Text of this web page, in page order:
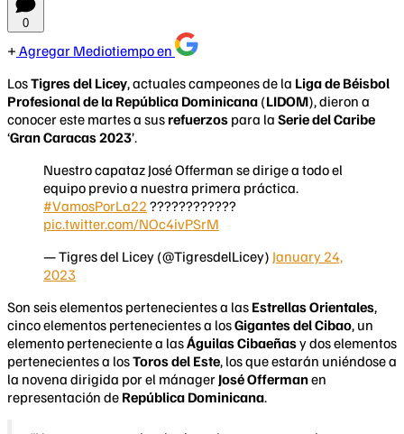
0
Agregar Mediotiempo en
LosTigres del Licey, actuales campeones de la Liga de Béisbol
Profesional de la República Dominicana (LIDOM), dieron a
conocer este martes a sus refuerzos para la Serie del Caribe
‘Gran Caracas 2023’.
Nuestro capataz José Offerman se dirige a todo el
equipo previo a nuestra primera práctica.
#VamosPorLa22 ????????????
pic.twitter.com/NOc4ivPSrM
— Tigres del Licey (@TigresdelLicey) January 24,
2023
Son seis elementos pertenecientes a las Estrellas Orientales,
cinco elementos pertenecientes a losGigantes del Cibao, un
elemento perteneciente a lasÁguilas Cibaeñasy dos elementos
pertenecientes a losToros del Este, los que estarán uniéndose a
la novena dirigida por el mánager José Offermanen
representación de República Dominicana.